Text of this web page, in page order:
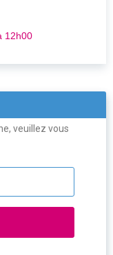
12h00
veuillez vous